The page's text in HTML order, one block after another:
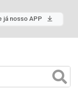
já nosso APP